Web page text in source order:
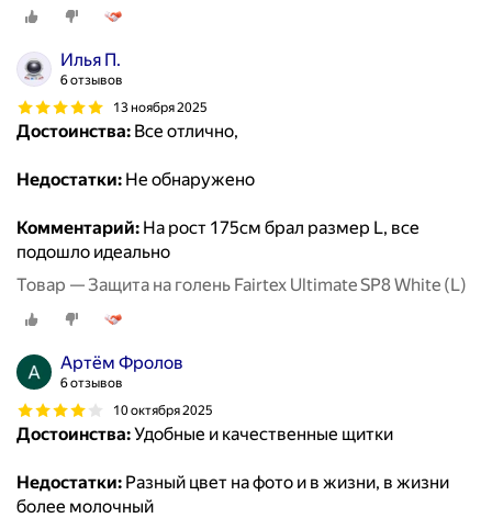
Илья П.
6 отзывов
13 ноября 2025
Достоинства: Все отлично,
Недостатки: Не обнаружено
Комментарий: На рост 175см брал размер L, все
подошло идеально
Товар — Защита на голень Fairtex Ultimate SP8 White (L)
Артём Фролов
6 отзывов
10 октября 2025
Достоинства:Удобные и качественные щитки
Недостатки: Разный цвет на фото и в жизни, в жизни
более молочный